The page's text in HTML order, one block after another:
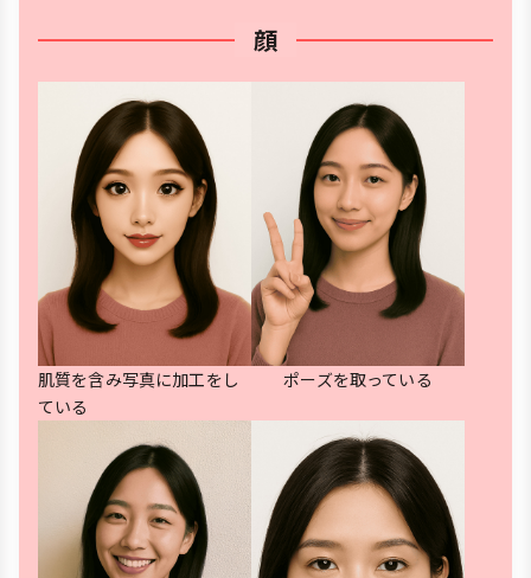
顔
肌質を含み写真に加工をし
ている
ポーズを取っている